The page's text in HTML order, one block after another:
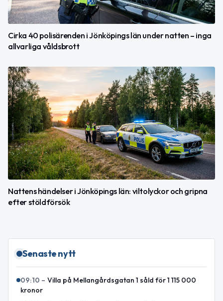
Cirka 40 polisärenden i Jönköpings län under natten – inga
allvarliga våldsbrott
Nattens händelser i Jönköpings län: viltolyckor och gripna
efter stöldförsök
Senaste nytt
09:10 – Villa på Mellangårdsgatan 1 såld för 1 115 000
kronor